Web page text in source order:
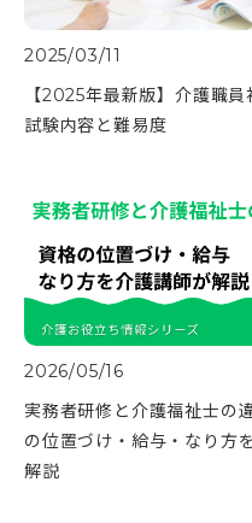
2025/03/11
【2025年最新版】介護職
試験内容と難易度
2026/05/16
実務者研修と介護福祉士の
の位置づけ・給与・なり方
解説